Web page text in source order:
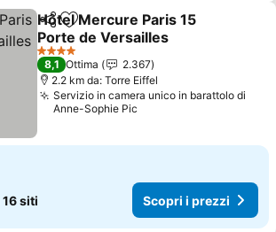
CondividiAggiungi ai preferiti
Hôtel Mercure Paris 15
Porte de Versailles
4 Stelle
8,1 Ottima
2.367
2.2 km da: Torre Eiffel
Servizio in camera unico in barattolo di
Anne-Sophie Pic
16 siti Scopri i prezzi